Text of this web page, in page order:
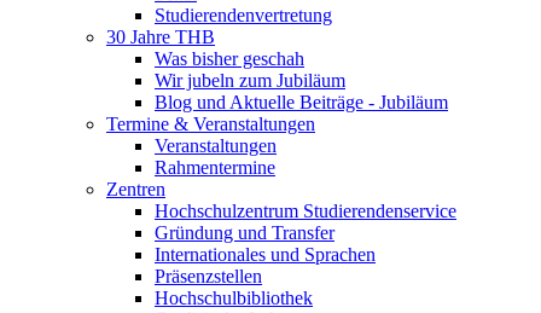
Studierendenvertretung
30 Jahre THB
Was bisher geschah
Wir jubeln zum Jubiläum
Blog und Aktuelle Beiträge - Jubiläum
Termine & Veranstaltungen
Veranstaltungen
Rahmentermine
Zentren
Hochschulzentrum Studierendenservice
Gründung und Transfer
Internationales und Sprachen
Präsenzstellen
Hochschulbibliothek